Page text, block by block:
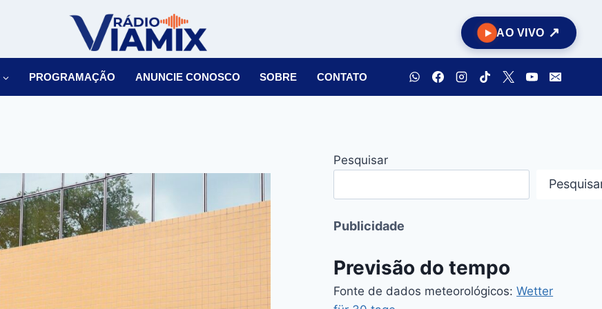
AO VIVO
PROGRAMAÇÃO ANUNCIE CONOSCO SOBRE CONTATO
Pesquisar
Publicidade
Previsão do tempo
Fonte de dados meteorológicos:Wetter